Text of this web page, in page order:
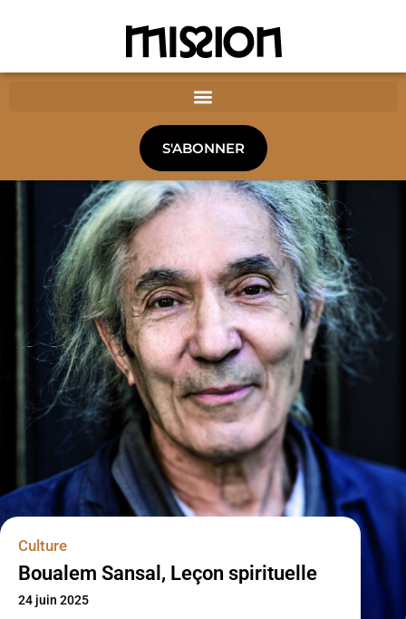
S'ABONNER
Culture
Boualem Sansal, Leçon spirituelle
24 juin 2025